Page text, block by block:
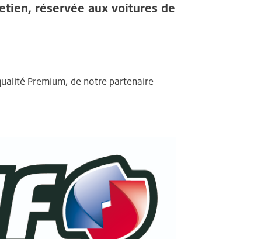
réservée aux voitures de
Premium, de notre partenaire